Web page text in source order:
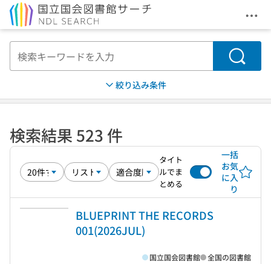
メ
検索
絞り込み条件
検索結果 523 件
タイト
ルでま
とめる
一括
お気
に入
り
BLUEPRINT THE RECORDS
001(2026JUL)
国立国会図書館 全国の図書館